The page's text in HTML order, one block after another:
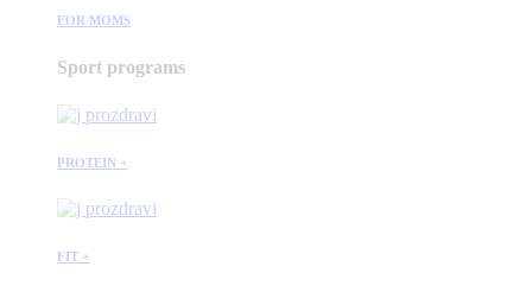
FOR MOMS
Sport programs
PROTEIN +
FIT +